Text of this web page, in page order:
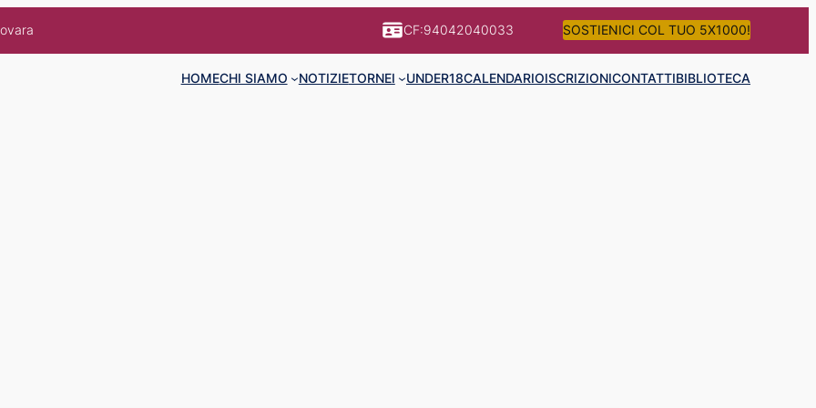
CF:94042040033 SOSTIENICI COL TUO 5X1000!
HOMECHI SIAMO NOTIZIETORNEI UNDER18CALENDARIOISCRIZIONICONTATTIBIBLIOTECA